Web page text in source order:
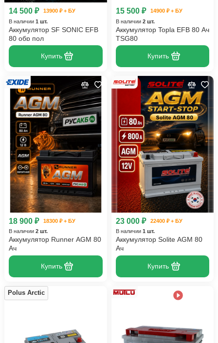
14 500 ₽
13900 ₽ + БУ
В наличии 1 шт.
Аккумулятор SF SONIC EFB
80 обр пол
Купить
15 500 ₽
14900 ₽ + БУ
В наличии 2 шт.
Аккумулятор Topla EFB 80 Ач
TSG80
Купить
18 900 ₽
18300 ₽ + БУ
В наличии 2 шт.
Аккумулятор Runner AGM 80
Ач
Купить
23 000 ₽
22400 ₽ + БУ
В наличии 1 шт.
Аккумулятор Solite AGM 80
Ач
Купить
Polus Arctic